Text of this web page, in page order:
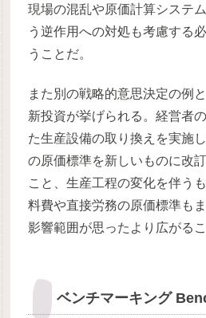
現場の混乱や原価計算システ
う逆作用への対処も考慮する
うことだ。
また別の戦略的意思決定の例
新投資が挙げられる。経営者
た生産設備の取り換えを実施
の原価標準を新しいものに改
こと、生産工程の変化を伴う
料費や直接労務の原価標準も
影響範囲が思ったより広がるこ
ベンチマーキング